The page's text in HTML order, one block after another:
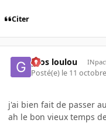
Citer
gros loulou
Posté(e) le 11
j'ai bien fait de passer
ah le bon vieux temps